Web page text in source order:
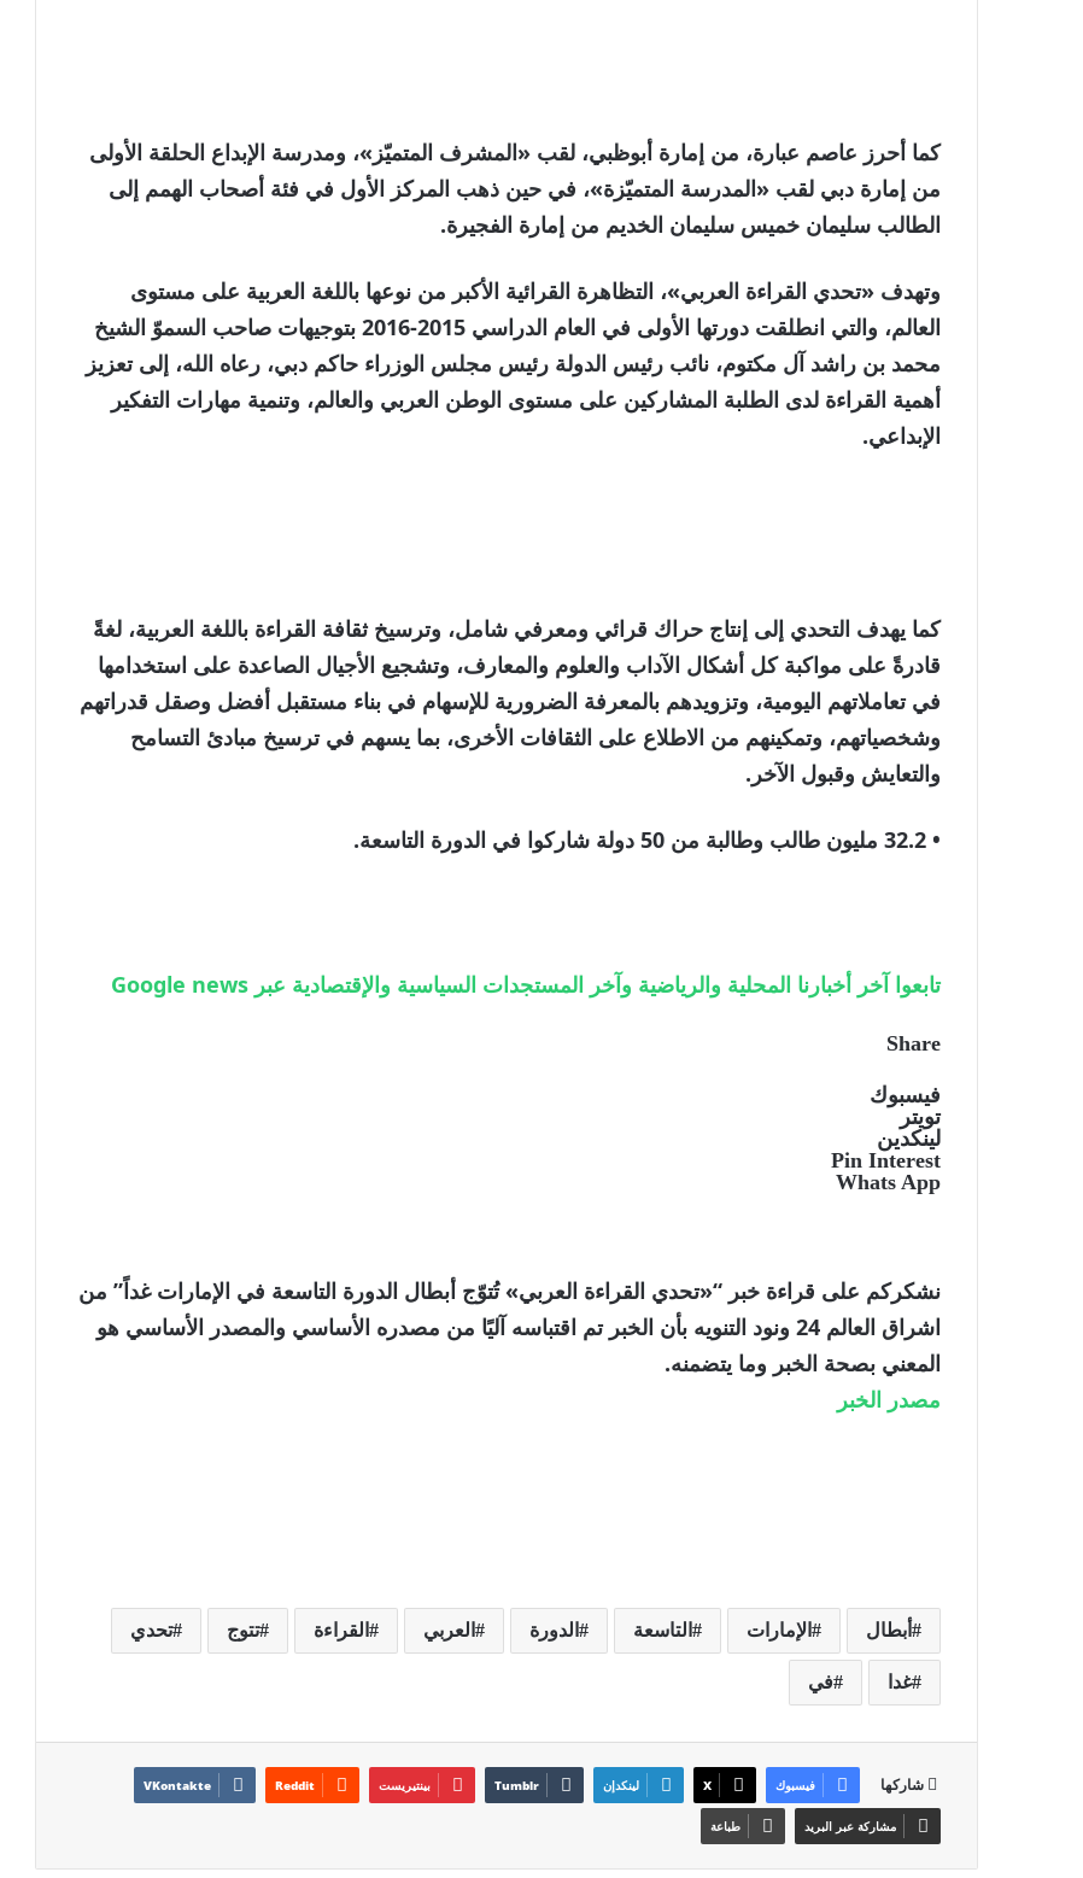
كما أحرز عاصم عبارة، من إمارة أبوظبي، لقب «المشرف المتميّز»، ومدرسة الإبداع الحلقة الأولى
من إمارة دبي لقب «المدرسة المتميّزة»، في حين ذهب المركز الأول في فئة أصحاب الهمم إلى
الطالب سليمان خميس سليمان الخديم من إمارة الفجيرة.
وتهدف «تحدي القراءة العربي»، التظاهرة القرائية الأكبر من نوعها باللغة العربية على مستوى
العالم، والتي انطلقت دورتها الأولى في العام الدراسي 2015-2016 بتوجيهات صاحب السموّ الشيخ
محمد بن راشد آل مكتوم، نائب رئيس الدولة رئيس مجلس الوزراء حاكم دبي، رعاه الله، إلى تعزيز
أهمية القراءة لدى الطلبة المشاركين على مستوى الوطن العربي والعالم، وتنمية مهارات التفكير
الإبداعي.
كما يهدف التحدي إلى إنتاج حراك قرائي ومعرفي شامل، وترسيخ ثقافة القراءة باللغة العربية، لغةً
قادرةً على مواكبة كل أشكال الآداب والعلوم والمعارف، وتشجيع الأجيال الصاعدة على استخدامها
في تعاملاتهم اليومية، وتزويدهم بالمعرفة الضرورية للإسهام في بناء مستقبل أفضل وصقل قدراتهم
وشخصياتهم، وتمكينهم من الاطلاع على الثقافات الأخرى، بما يسهم في ترسيخ مبادئ التسامح
والتعايش وقبول الآخر.
• 32.2 مليون طالب وطالبة من 50 دولة شاركوا في الدورة التاسعة.
تابعوا آخر أخبارنا المحلية والرياضية وآخر المستجدات السياسية والإقتصادية عبر Google news
Share
فيسبوك
تويتر
لينكدين
Pin Interest
Whats App
نشكركم على قراءة خبر “«تحدي القراءة العربي» تُتوّج أبطال الدورة التاسعة في الإمارات غداً” من
اشراق العالم 24 ونود التنويه بأن الخبر تم اقتباسه آليًا من مصدره الأساسي والمصدر الأساسي هو
المعني بصحة الخبر وما يتضمنه.
مصدر الخبر
أبطال الإمارات التاسعة الدورة العربي القراءة تتوج تحدي
غدا في
شاركها فيسبوك ‫X لينكدإن بينتيريست
مشاركة عبر البريد طباعة